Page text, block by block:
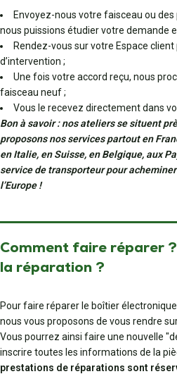
Envoyez-nous votre faisceau ou
nous puissions étudier votre demande
Rendez-vous sur votre Espace
d’intervention ;
Une fois votre accord reçu, nous
faisceau neuf ;
Vous le recevez directement dans
Bon à savoir : nos ateliers se situent
proposons nos services partout en
en Italie, en Suisse, en Belgique, aux
service de transporteur pour
l’Europe !
Comment faire réparer
la réparation ?
Pour faire réparer le boîtier
nous vous proposons de vous rendre
Vous pourrez ainsi faire une nouvelle
inscrire toutes les informations de la
prestations de réparations sont